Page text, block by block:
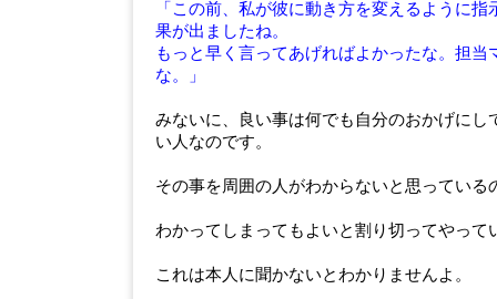
「この前、私が彼に動き方を変えるように
果が出ましたね。
もっと早く言ってあげればよかったな。担当
な。」
みないに、良い事は何でも自分のおかげにし
い人なのです。
その事を周囲の人がわからないと思っている
わかってしまってもよいと割り切ってやって
これは本人に聞かないとわかりませんよ。